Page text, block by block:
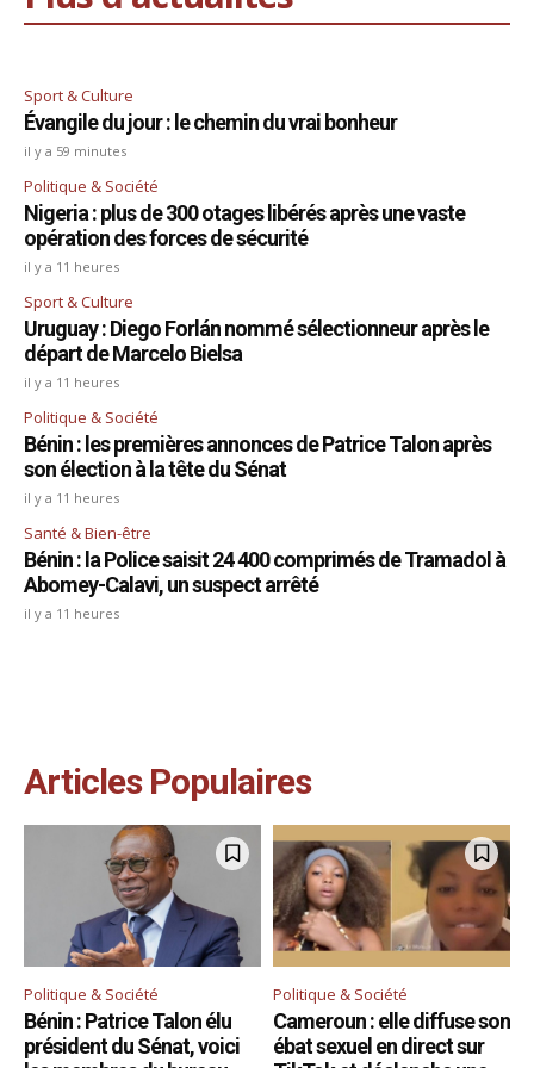
Sport & Culture
Évangile du jour : le chemin du vrai bonheur
il y a 59 minutes
Politique & Société
Nigeria : plus de 300 otages libérés après une vaste
opération des forces de sécurité
il y a 11 heures
Sport & Culture
Uruguay : Diego Forlán nommé sélectionneur après le
départ de Marcelo Bielsa
il y a 11 heures
Politique & Société
Bénin : les premières annonces de Patrice Talon après
son élection à la tête du Sénat
il y a 11 heures
Santé & Bien-être
Bénin : la Police saisit 24 400 comprimés de Tramadol à
Abomey-Calavi, un suspect arrêté
il y a 11 heures
Articles Populaires
Politique & Société
Bénin : Patrice Talon élu
président du Sénat, voici
Politique & Société
Cameroun : elle diffuse son
ébat sexuel en direct sur